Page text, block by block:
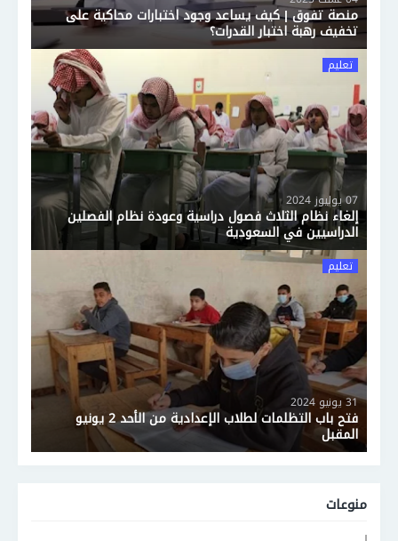
منصة تفوق | كيف يساعد وجود اختبارات محاكية على
تخفيف رهبة اختبار القدرات؟
تعليم
07 يوليوز 2024
إلغاء نظام الثلاث فصول دراسية وعودة نظام الفصلين
الدراسيين في السعودية
تعليم
31 يونيو 2024
فتح باب التظلمات لطلاب الإعدادية من الأحد 2 يونيو
المقبل
منوعات